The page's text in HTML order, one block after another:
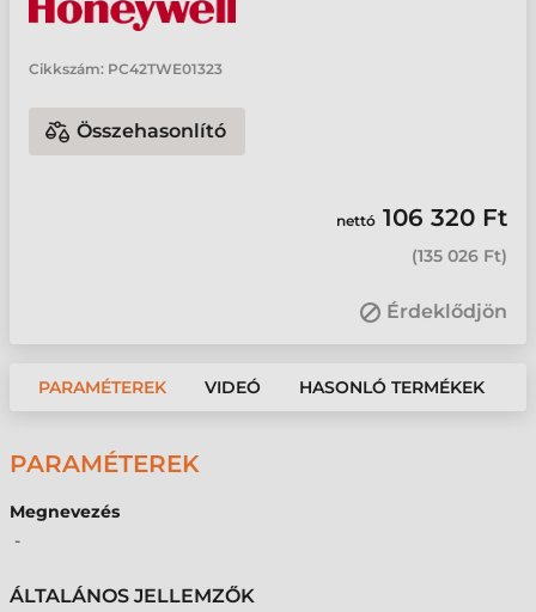
Cikkszám: PC42TWE01323
Összehasonlító
nettó 106 320 Ft
(135 026 Ft)
Érdeklődjön
PARAMÉTEREK VIDEÓ HASONLÓ TERMÉKEK
PARAMÉTEREK
Megnevezés
-
ÁLTALÁNOS JELLEMZŐK